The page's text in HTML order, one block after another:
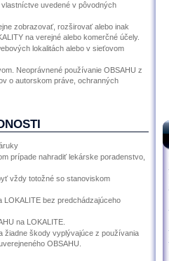
uvedené v pôvodných
zobrazovať, rozširovať alebo inak
na verejné alebo komerčné účely.
lokalitách alebo v sieťovom
Neoprávnené používanie OBSAHU z
o autorskom práve, ochranných
prípade nahradiť lekárske poradenstvo,
vždy totožné so stanoviskom
LOKALITE bez predchádzajúceho
na LOKALITE.
žiadne škody vyplývajúce z používania
OBSAHU.